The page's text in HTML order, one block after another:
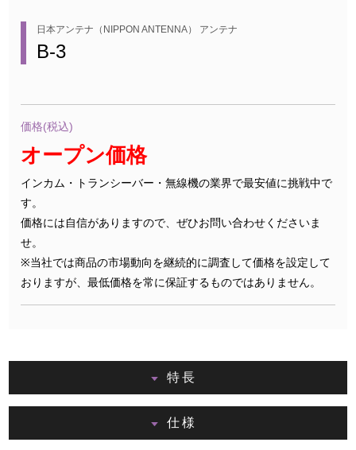
日本アンテナ（NIPPON ANTENNA） アンテナ
B-3
価格(税込)
オープン価格
インカム・トランシーバー・無線機の業界で最安値に挑戦中で
す。
価格には自信がありますので、ぜひお問い合わせくださいま
せ。
※当社では商品の市場動向を継続的に調査して価格を設定して
おりますが、最低価格を常に保証するものではありません。
特長
仕様